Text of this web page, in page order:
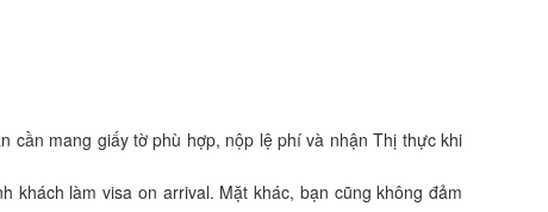
cần mang giấy tờ phù hợp, nộp lệ phí và nhận Thị thực khi
làm visa on arrival. Mặt khác, bạn cũng không đảm